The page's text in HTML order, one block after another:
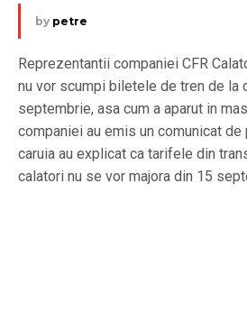
by petre
Reprezentantii companiei CFR
nu vor scumpi biletele de tren de la
septembrie, asa cum a aparut in
companiei au emis un comunicat
caruia au explicat ca tarifele din
calatori nu se vor majora din 15